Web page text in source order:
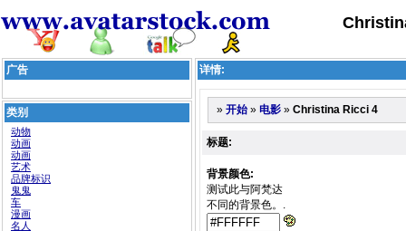
广告
类别
动物
动画
动画
艺术
品牌标识
鬼鬼
车
漫画
名人
详情:
» 开始 » 电影 » Christina Ricci 4
标题:
背景颜色:
测试此与阿梵达
不同的背景色。.